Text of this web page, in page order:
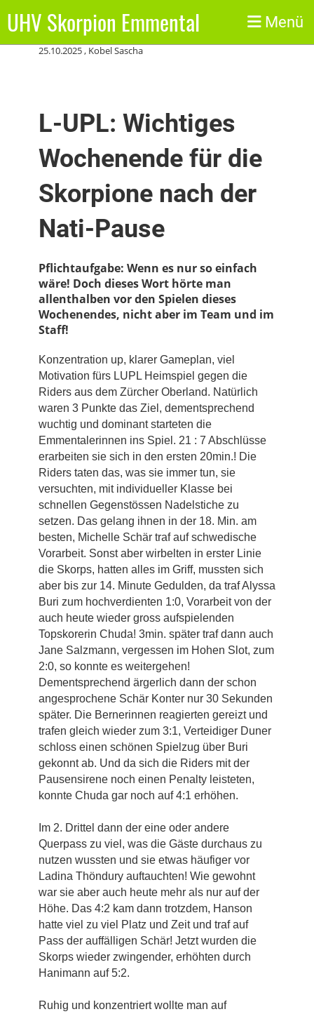
UHV Skorpion Emmental Menü
Zurück
25.10.2025, Kobel Sascha
L-UPL: Wichtiges
Wochenende für die
Skorpione nach der
Nati-Pause
Pflichtaufgabe: Wenn es nur so einfach
wäre! Doch dieses Wort hörte man
allenthalben vor den Spielen dieses
Wochenendes, nicht aber im Team und im
Staff!
Konzentration up, klarer Gameplan, viel
Motivation fürs LUPL Heimspiel gegen die
Riders aus dem Zürcher Oberland. Natürlich
waren 3 Punkte das Ziel, dementsprechend
wuchtig und dominant starteten die
Emmentalerinnen ins Spiel. 21 : 7 Abschlüsse
erarbeiten sie sich in den ersten 20min.! Die
Riders taten das, was sie immer tun, sie
versuchten, mit individueller Klasse bei
schnellen Gegenstössen Nadelstiche zu
setzen. Das gelang ihnen in der 18. Min. am
besten, Michelle Schär traf auf schwedische
Vorarbeit. Sonst aber wirbelten in erster Linie
die Skorps, hatten alles im Griff, mussten sich
aber bis zur 14. Minute Gedulden, da traf Alyssa
Buri zum hochverdienten 1:0, Vorarbeit von der
auch heute wieder gross aufspielenden
Topskorerin Chuda! 3min. später traf dann auch
Jane Salzmann, vergessen im Hohen Slot, zum
2:0, so konnte es weitergehen!
Dementsprechend ärgerlich dann der schon
angesprochene Schär Konter nur 30 Sekunden
später. Die Bernerinnen reagierten gereizt und
trafen gleich wieder zum 3:1, Verteidiger Duner
schloss einen schönen Spielzug über Buri
gekonnt ab. Und da sich die Riders mit der
Pausensirene noch einen Penalty leisteten,
konnte Chuda gar noch auf 4:1 erhöhen.
Im 2. Drittel dann der eine oder andere
Querpass zu viel, was die Gäste durchaus zu
nutzen wussten und sie etwas häufiger vor
Ladina Thöndury auftauchten! Wie gewohnt
war sie aber auch heute mehr als nur auf der
Höhe. Das 4:2 kam dann trotzdem, Hanson
hatte viel zu viel Platz und Zeit und traf auf
Pass der auffälligen Schär! Jetzt wurden die
Skorps wieder zwingender, erhöhten durch
Hanimann auf 5:2.
Ruhig und konzentriert wollte man auf